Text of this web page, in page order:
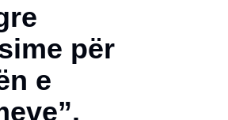
për
e